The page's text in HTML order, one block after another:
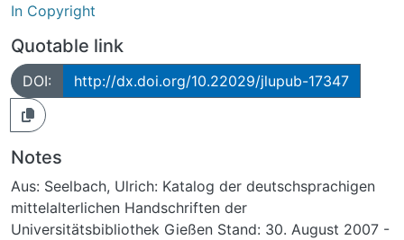
In Copyright
Quotable link
DOI: http://dx.doi.org/10.22029/jlupub-17347
Notes
Aus: Seelbach, Ulrich: Katalog der deutschsprachigen
mittelalterlichen Handschriften der
Universitätsbibliothek Gießen Stand: 30. August 2007 -